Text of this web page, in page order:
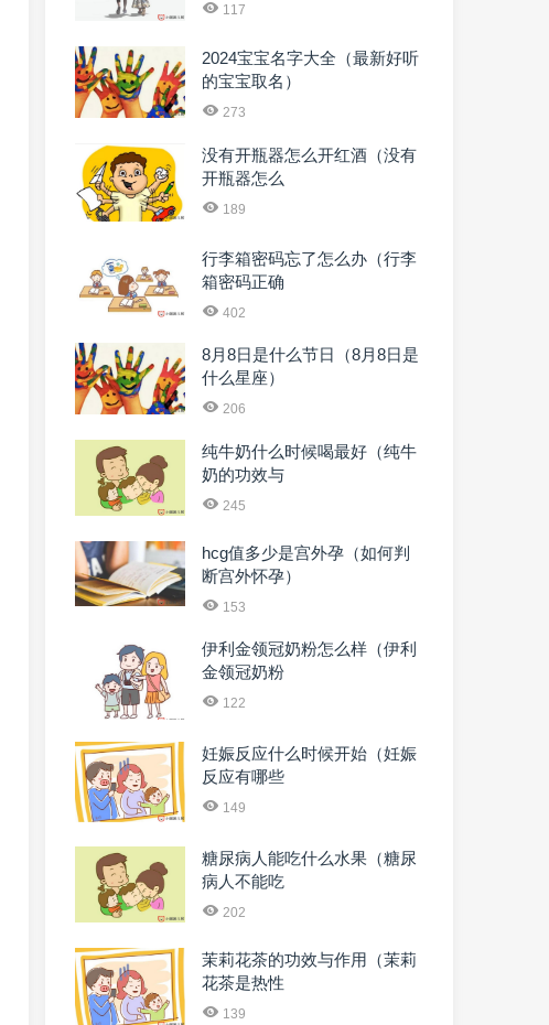
117
2024宝宝名字大全（最新好听
的宝宝取名）
273
没有开瓶器怎么开红酒（没有
开瓶器怎么
189
行李箱密码忘了怎么办（行李
箱密码正确
402
8月8日是什么节日（8月8日是
什么星座）
206
纯牛奶什么时候喝最好（纯牛
奶的功效与
245
hcg值多少是宫外孕（如何判
断宫外怀孕）
153
伊利金领冠奶粉怎么样（伊利
金领冠奶粉
122
妊娠反应什么时候开始（妊娠
反应有哪些
149
糖尿病人能吃什么水果（糖尿
病人不能吃
202
茉莉花茶的功效与作用（茉莉
花茶是热性
139